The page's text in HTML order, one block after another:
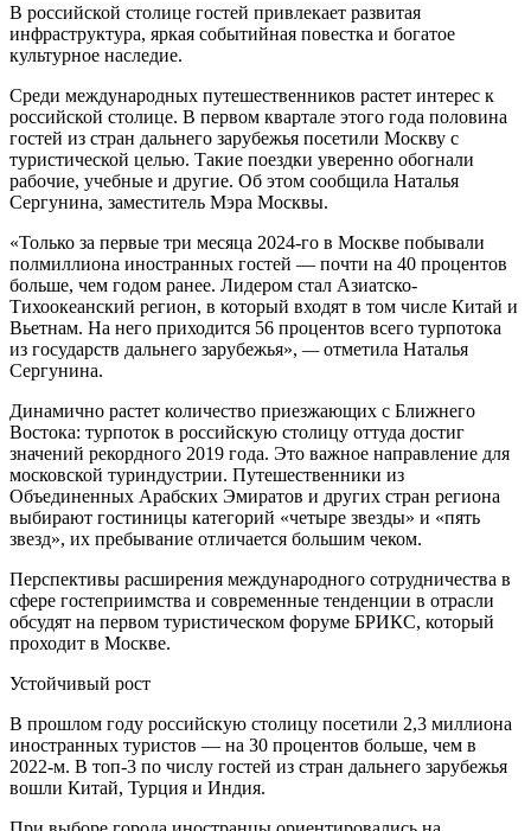
В российской столице гостей привлекает развитая
инфраструктура, яркая событийная повестка и богатое
культурное наследие.
Среди международных путешественников растет интерес к
российской столице. В первом квартале этого года половина
гостей из стран дальнего зарубежья посетили Москву с
туристической целью. Такие поездки уверенно обогнали
рабочие, учебные и другие. Об этом сообщила Наталья
Сергунина, заместитель Мэра Москвы.
«Только за первые три месяца 2024-го в Москве побывали
полмиллиона иностранных гостей — почти на 40 процентов
больше, чем годом ранее. Лидером стал Азиатско-
Тихоокеанский регион, в который входят в том числе Китай и
Вьетнам. На него приходится 56 процентов всего турпотока
из государств дальнего зарубежья», —отметила Наталья
Сергунина.
Динамично растет количество приезжающих с Ближнего
Востока: турпоток в российскую столицу оттуда достиг
значений рекордного 2019 года. Это важное направление для
московской туриндустрии. Путешественники из
Объединенных Арабских Эмиратов и других стран региона
выбирают гостиницы категорий «четыре звезды» и «пять
звезд», их пребывание отличается большим чеком.
Перспективы расширения международного сотрудничества в
сфере гостеприимства и современные тенденции в отрасли
обсудят на первом туристическом форуме БРИКС, который
проходит в Москве.
Устойчивый рост
В прошлом году российскую столицу посетили 2,3 миллиона
иностранных туристов — на 30 процентов больше, чем в
2022-м. В топ-3 по числу гостей из стран дальнего зарубежья
вошли Китай, Турция и Индия.